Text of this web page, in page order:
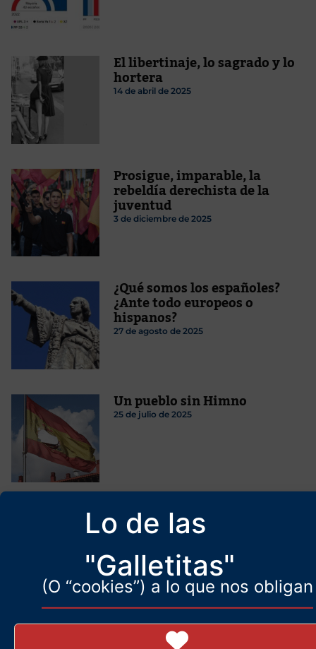
Lo de las
"Galletitas"
(O “cookies”) a lo que nos obligan
El libertinaje, lo sagrado y lo
hortera
14 de abril de 2025
Prosigue, imparable, la
rebeldía derechista de la
juventud
3 de diciembre de 2025
¿Qué somos los españoles?
¿Ante todo europeos o
hispanos?
27 de agosto de 2025
Un pueblo sin Himno
25 de julio de 2025
Santiago Armesilla: tan
izquierdista como patriota e
19 de marzo de 2025
Aún queda arte en los
tiempos contemporáneos